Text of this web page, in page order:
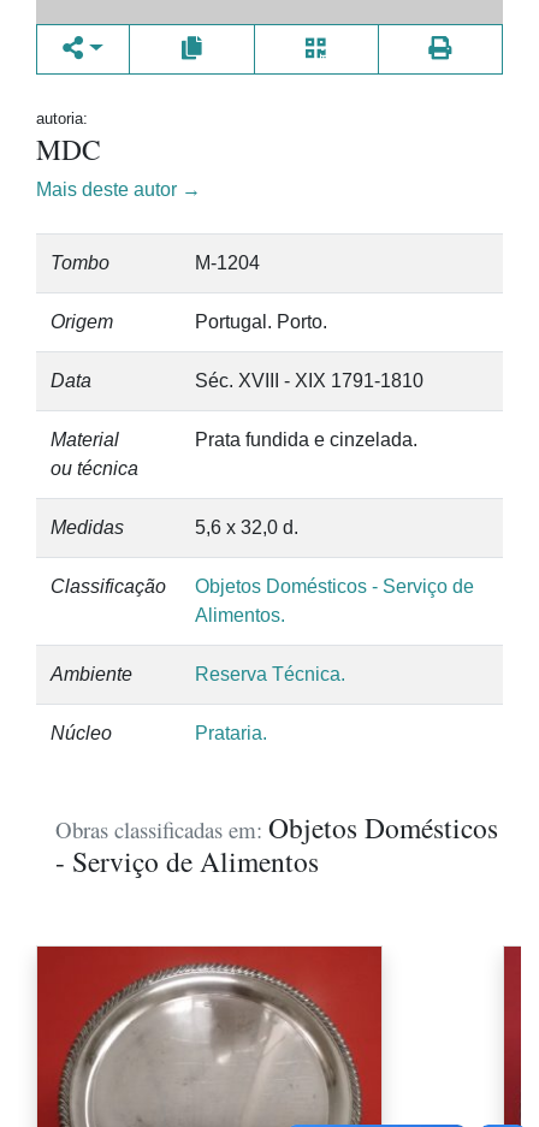
autoria:
MDC
Mais deste autor →
Tombo M-1204
Origem Portugal. Porto.
Data Séc. XVIII - XIX 1791-1810
Material
ou técnica
Prata fundida e cinzelada.
Medidas 5,6 x 32,0 d.
Classificação
Objetos Domésticos - Serviço de
Alimentos.
Ambiente Reserva Técnica.
Núcleo Prataria.
Obras classificadas em: Objetos Domésticos
- Serviço de Alimentos